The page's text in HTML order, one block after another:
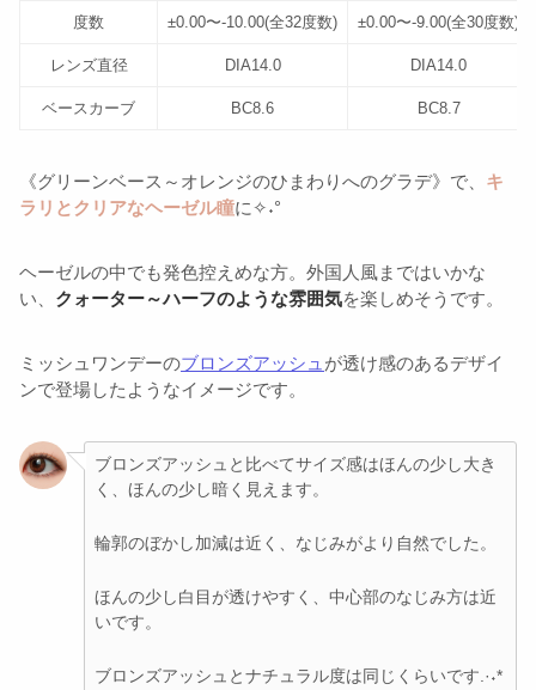
度数 ±0.00〜-10.00(全32度数) ±0.00〜-9.00(全30度数)
レンズ直径 DIA14.0 DIA14.0
ベースカーブ BC8.6 BC8.7
《グリーンベース～オレンジのひまわりへのグラデ》で、 キ
ラリとクリアなヘーゼル瞳に✧˖°
ヘーゼルの中でも発色控えめな方。外国人風まではいかな
い、 クォーター～ハーフのような雰囲気を楽しめそうです。
ミッシュワンデーのブロンズアッシュ が透け感のあるデザイ
ンで登場したようなイメージです。
ブロンズアッシュと比べてサイズ感はほんの少し大き
く、ほんの少し暗く見えます。
輪郭のぼかし加減は近く、なじみがより自然でした。
ほんの少し白目が透けやすく、中心部のなじみ方は近
いです。
ブロンズアッシュとナチュラル度は同じくらいです.·˖*